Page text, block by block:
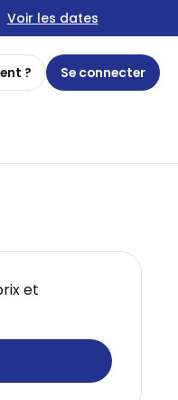
Voir les dates
? Se connecter
et